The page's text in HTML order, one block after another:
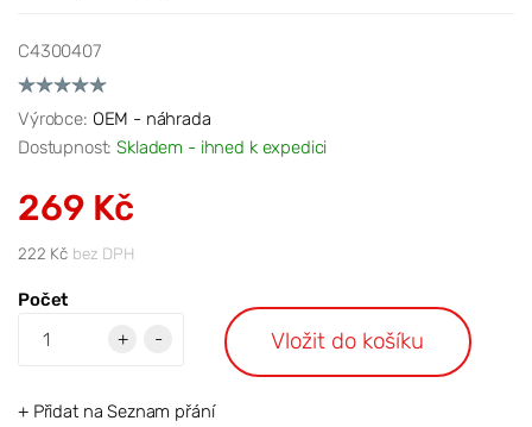
C4300407
Výrobce: OEM - náhrada
Dostupnost:Skladem - ihned k expedici
269 Kč
222 Kč bez DPH
Počet
+
- Vložit do košíku
+ Přidat na Seznam přání